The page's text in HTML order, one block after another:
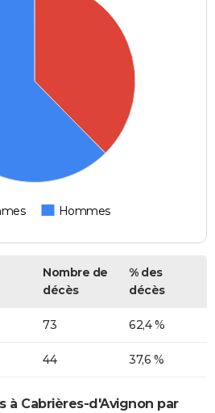
Hommes
Nombre de
décès
% des
décès
73 62,4 %
44 37,6 %
à Cabrières-d'Avignon par